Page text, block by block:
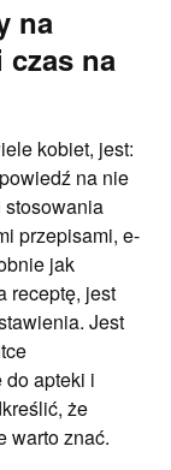
na
na
kobiet, jest:
na nie
stosowania
przepisami, e-
jak
receptę, jest
Jest
apteki i
że
warto znać.